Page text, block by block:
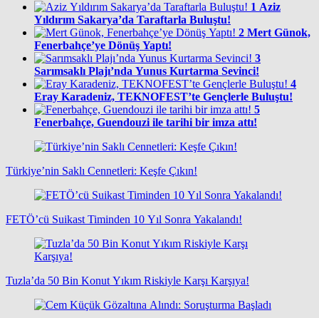
1 Aziz
Yıldırım Sakarya’da Taraftarla Buluştu!
2 Mert Günok,
Fenerbahçe’ye Dönüş Yaptı!
3
Sarımsaklı Plajı’nda Yunus Kurtarma Sevinci!
4
Eray Karadeniz, TEKNOFEST’te Gençlerle Buluştu!
5
Fenerbahçe, Guendouzi ile tarihi bir imza attı!
Türkiye’nin Saklı Cennetleri: Keşfe Çıkın!
FETÖ’cü Suikast Timinden 10 Yıl Sonra Yakalandı!
Tuzla’da 50 Bin Konut Yıkım Riskiyle Karşı Karşıya!